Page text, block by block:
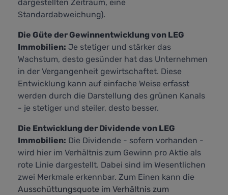
dargestellten Zeitraum, eine
Standardabweichung).
Die Güte der Gewinnentwicklung von LEG
Immobilien: Je stetiger und stärker das
Wachstum, desto gesünder hat das Unternehmen
in der Vergangenheit gewirtschaftet. Diese
Entwicklung kann auf einfache Weise erfasst
werden durch die Darstellung des grünen Kanals
- je stetiger und steiler, desto besser.
Die Entwicklung der Dividende von LEG
Immobilien: Die Dividende - sofern vorhanden -
wird hier im Verhältnis zum Gewinn pro Aktie als
rote Linie dargestellt. Dabei sind im Wesentlichen
zwei Merkmale erkennbar. Zum Einen kann die
Ausschüttungsquote im Verhältnis zum